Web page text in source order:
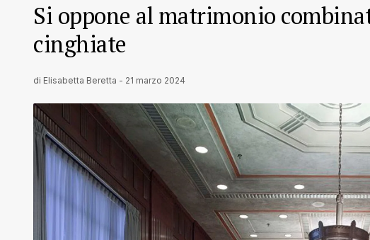
Si oppone al matrimonio
cinghiate
di Elisabetta Beretta - 21 marzo 2024